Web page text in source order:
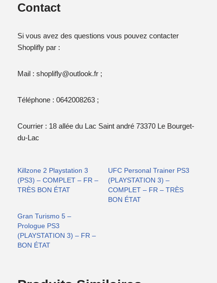
Contact
Si vous avez des questions vous pouvez contacter
Shoplifly par :
Mail : shoplifly@outlook.fr ;
Téléphone : 0642008263 ;
Courrier : 18 allée du Lac Saint andré 73370 Le Bourget-
du-Lac
Killzone 2 Playstation 3
(PS3) – COMPLET – FR –
TRÈS BON ÉTAT
UFC Personal Trainer PS3
(PLAYSTATION 3) –
COMPLET – FR – TRÈS
BON ÉTAT
Gran Turismo 5 –
Prologue PS3
(PLAYSTATION 3) – FR –
BON ÉTAT